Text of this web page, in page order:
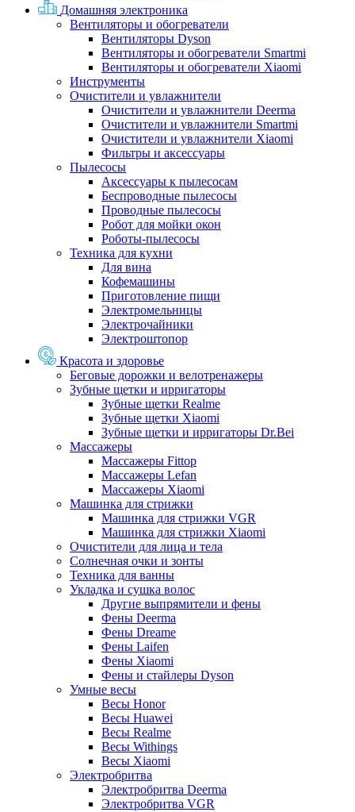
Домашняя электроника
Вентиляторы и обогреватели
Вентиляторы Dyson
Вентиляторы и обогреватели Smartmi
Вентиляторы и обогреватели Xiaomi
Инструменты
Очистители и увлажнители
Очистители и увлажнители Deerma
Очистители и увлажнители Smartmi
Очистители и увлажнители Xiaomi
Фильтры и аксессуары
Пылесосы
Аксессуары к пылесосам
Беспроводные пылесосы
Проводные пылесосы
Робот для мойки окон
Роботы-пылесосы
Техника для кухни
Для вина
Кофемашины
Приготовление пищи
Электромельницы
Электрочайники
Электроштопор
Красота и здоровье
Беговые дорожки и велотренажеры
Зубные щетки и ирригаторы
Зубные щетки Realme
Зубные щетки Xiaomi
Зубные щетки и ирригаторы Dr.Bei
Массажеры
Массажеры Fittop
Массажеры Lefan
Массажеры Xiaomi
Машинка для стрижки
Машинка для стрижки VGR
Машинка для стрижки Xiaomi
Очистители для лица и тела
Солнечная очки и зонты
Техника для ванны
Укладка и сушка волос
Другие выпрямители и фены
Фены Deerma
Фены Dreame
Фены Laifen
Фены Xiaomi
Фены и стайлеры Dyson
Умные весы
Весы Honor
Весы Huawei
Весы Realme
Весы Withings
Весы Xiaomi
Электробритва
Электробритва Deerma
Электробритва VGR